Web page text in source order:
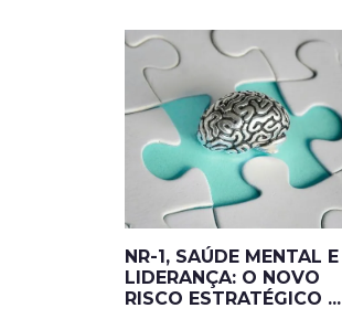
NR-1, SAÚDE MENTAL E
LIDERANÇA: O NOVO
RISCO ESTRATÉGICO ...